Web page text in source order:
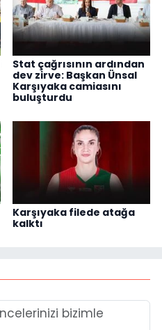
Stat çağrısının ardından
dev zirve: Başkan Ünsal
Karşıyaka camiasını
buluşturdu
Karşıyaka filede atağa
kalktı